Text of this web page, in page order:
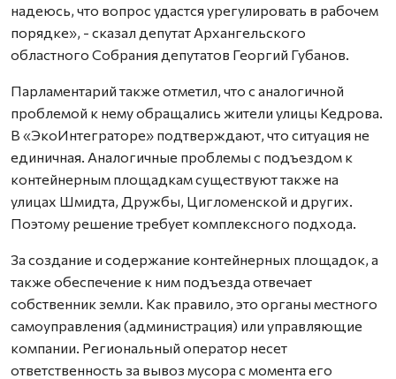
надеюсь, что вопрос удастся урегулировать в рабочем
порядке», - сказал депутат Архангельского
областного Собрания депутатов Георгий Губанов.
Парламентарий также отметил, что с аналогичной
проблемой к нему обращались жители улицы Кедрова.
В «ЭкоИнтеграторе» подтверждают, что ситуация не
единичная. Аналогичные проблемы с подъездом к
контейнерным площадкам существуют также на
улицах Шмидта, Дружбы, Цигломенской и других.
Поэтому решение требует комплексного подхода.
За создание и содержание контейнерных площадок, а
также обеспечение к ним подъезда отвечает
собственник земли. Как правило, это органы местного
самоуправления (администрация) или управляющие
компании. Региональный оператор несет
ответственность за вывоз мусора с момента его